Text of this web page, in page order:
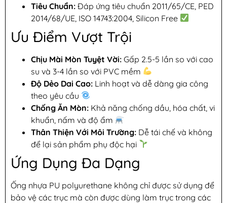
Tiêu Chuẩn: Đáp ứng tiêu chuẩn 2011/65/CE, PED
2014/68/UE, ISO 14743:2004, Silicon Free
Ưu Điểm Vượt Trội
Chịu Mài Mòn Tuyệt Vời: Gấp 2.5-5 lần so với cao
su và 3-4 lần so với PVC mềm
Độ Dẻo Dai Cao: Linh hoạt và dễ dàng gia công
theo yêu cầu
Chống Ăn Mòn: Khả năng chống dầu, hóa chất, vi
khuẩn, nấm và độ ẩm
Thân Thiện Với Môi Trường: Dễ tái chế và không
để lại sản phẩm phụ độc hại
Ứng Dụng Đa Dạng
Ống nhựa PU polyurethane không chỉ được sử dụng để
bảo vệ các trục mà còn được dùng làm trục trong các